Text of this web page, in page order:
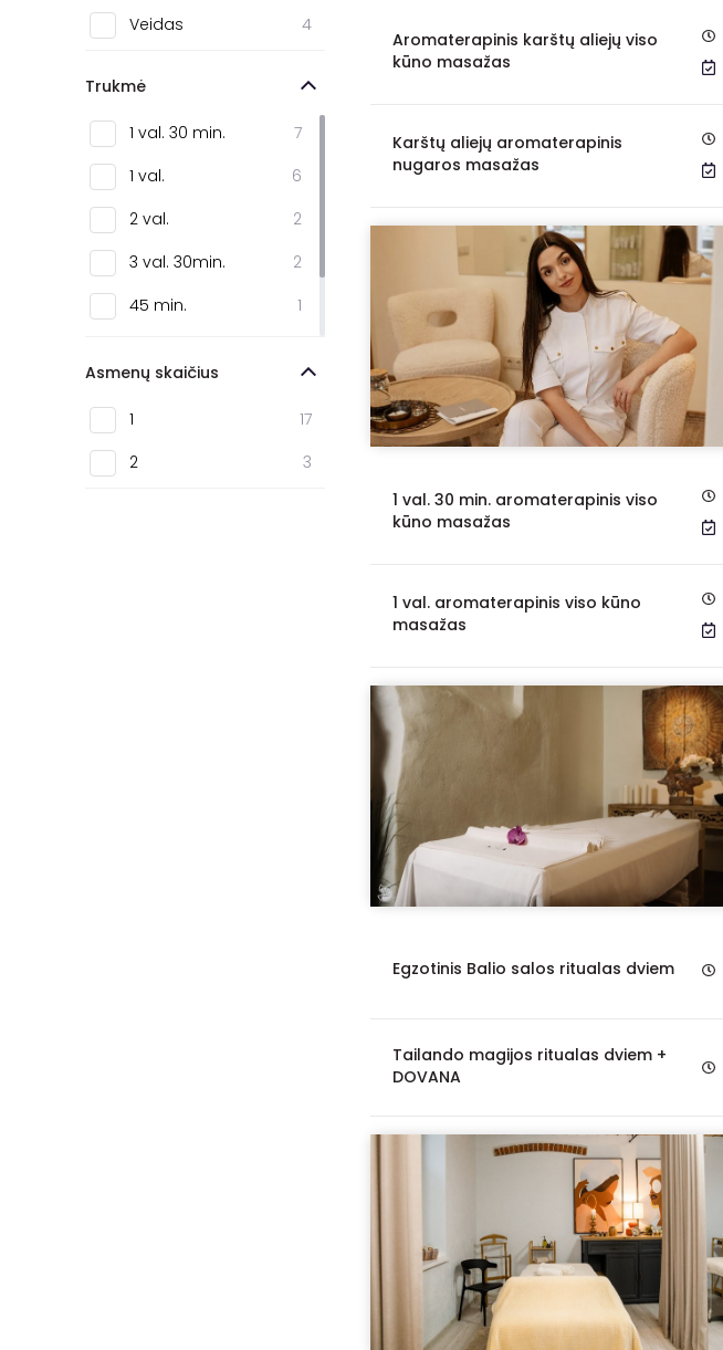
Veidas
4
Trukmė
1 val. 30 min.
7
1 val.
6
2 val.
2
3 val. 30min.
2
45 min.
1
Asmenų skaičius
1
17
2
3
Aromaterapinis karštų aliejų viso
kūno masažas
Karštų aliejų aromaterapinis
nugaros masažas
1 val. 30 min. aromaterapinis viso
kūno masažas
1 val. aromaterapinis viso kūno
masažas
Egzotinis Balio salos ritualas dviem
Tailando magijos ritualas dviem +
DOVANA